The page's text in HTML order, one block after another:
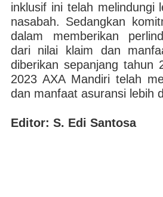
inklusif ini telah melindungi
nasabah. Sedangkan
dalam memberikan
dari nilai klaim dan
diberikan sepanjang tahun
2023 AXA Mandiri telah
dan manfaat asuransi lebih
Editor: S. Edi Santosa